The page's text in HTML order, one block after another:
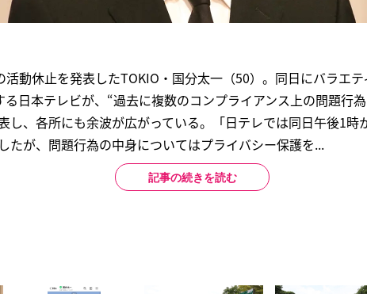
活動休止を発表したTOKIO・国分太一（50）。同日にバラエ
日本テレビが、“過去に複数のコンプライアンス上の問題行
し、各所にも余波が広がっている。「日テレでは同日午後1時
たが、問題行為の中身についてはプライバシー保護を...
記事の続きを読む